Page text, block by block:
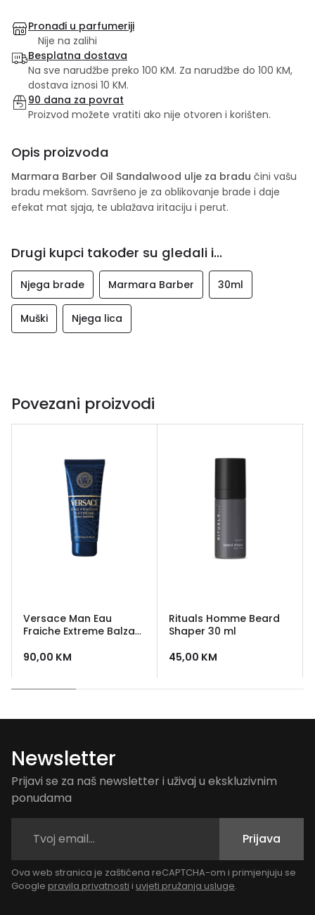
Pronađi u parfumeriji
Nije na zalihi
Besplatna dostava
Na sve narudžbe preko 100 KM. Za narudžbe do 100 KM,
dostava iznosi 10 KM.
90 dana za povrat
Proizvod možete vratiti ako nije otvoren i korišten.
Opis proizvoda
Marmara Barber Oil Sandalwood ulje za bradu čini vašu
bradu mekšom. Savršeno je za oblikovanje brade i daje
efekat mat sjaja, te ublažava iritaciju i perut.
Drugi kupci također su gledali i...
Njega brade Marmara Barber 30ml
Muški Njega lica
Povezani proizvodi
Versace Man Eau
Fraiche Extreme Balzam
90,00 KM
Rituals Homme Beard
Shaper 30 ml
45,00 KM
Newsletter
Prijavi se za naš newsletter i uživaj u ekskluzivnim
ponudama
Prijava
Ova web stranica je zaštićena reCAPTCHA-om i primjenjuju se
Google pravila privatnosti i uvjeti pružanja usluge.